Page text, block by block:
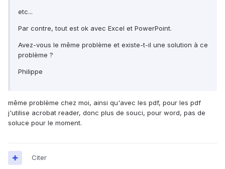
etc...
Par contre, tout est ok avec Excel et PowerPoint.
Avez-vous le même problème et existe-t-il une solution à ce
problème ?
Philippe
même problème chez moi, ainsi qu'avec les pdf, pour les pdf
j'utilise acrobat reader, donc plus de souci, pour word, pas de
soluce pour le moment.
Citer